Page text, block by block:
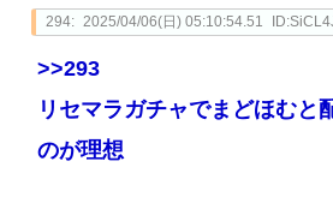
294: 2025/04/06(日) 05:10:54.51
>>293
リセマラガチャでまどほむと
のが理想